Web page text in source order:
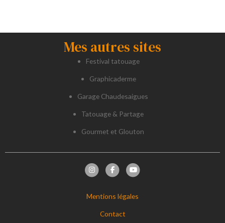
Mes autres sites
Festival tatouage
Graphicaderme
Garage Chaudesaigues
Tatouage & Partage
Gourmet et Glouton
Mentions légales
Contact